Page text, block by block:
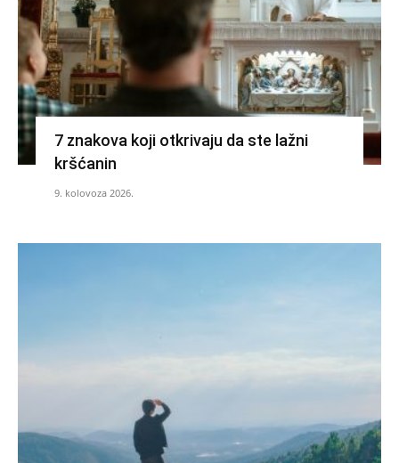
7 znakova koji otkrivaju da ste lažni
kršćanin
9. kolovoza 2026.